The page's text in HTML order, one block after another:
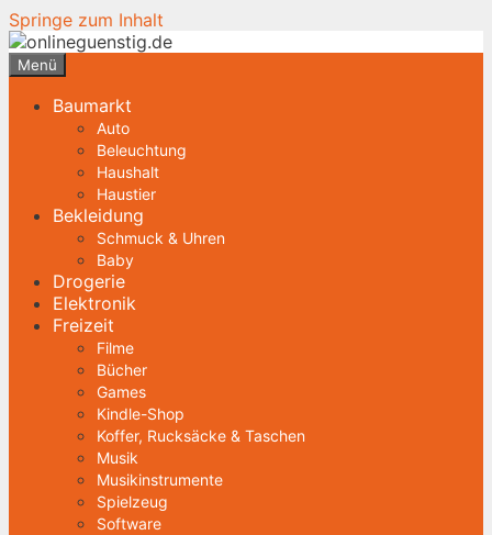
Springe zum Inhalt
Menü
Baumarkt
Auto
Beleuchtung
Haushalt
Haustier
Bekleidung
Schmuck & Uhren
Baby
Drogerie
Elektronik
Freizeit
Filme
Bücher
Games
Kindle-Shop
Koffer, Rucksäcke & Taschen
Musik
Musikinstrumente
Spielzeug
Software